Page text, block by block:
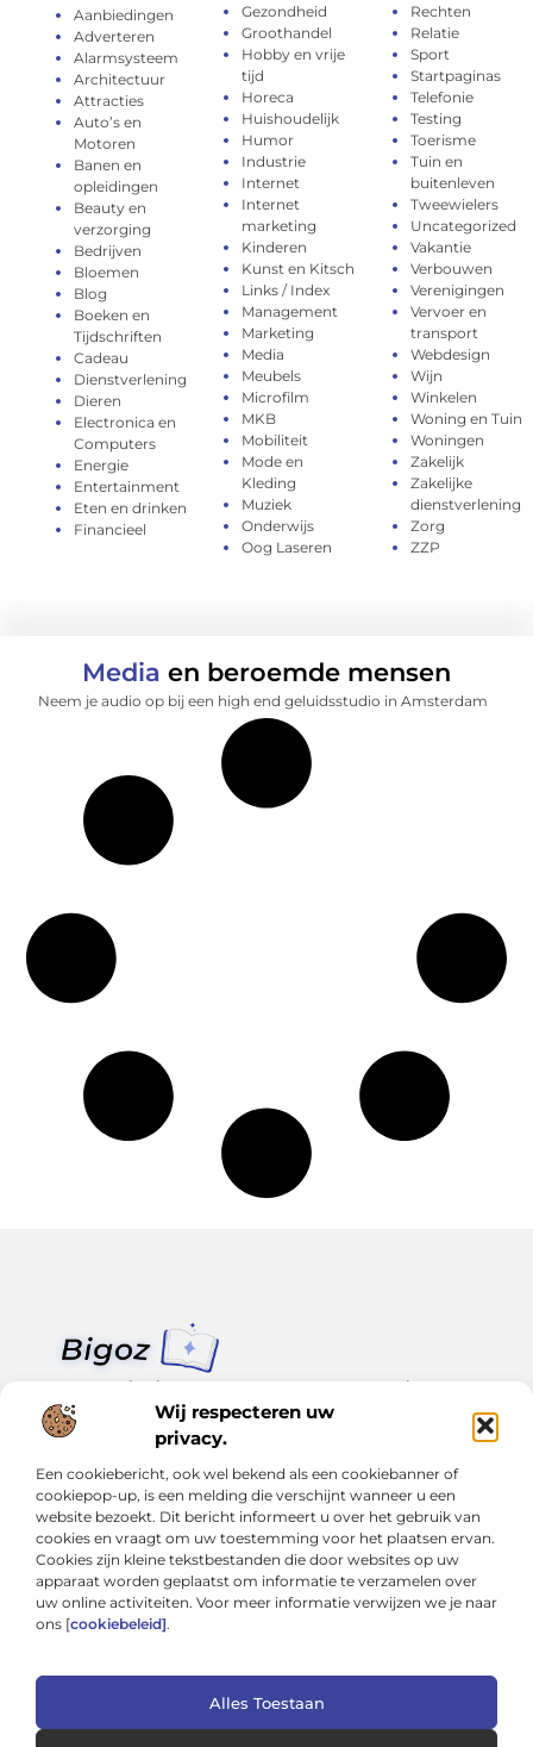
Wij respecteren uw
privacy.
Een cookiebericht, ook wel bekend als een cookiebanner of
cookiepop-up, is een melding die verschijnt wanneer u een
website bezoekt. Dit bericht informeert u over het gebruik van
cookies en vraagt om uw toestemming voor het plaatsen ervan.
Cookies zijn kleine tekstbestanden die door websites op uw
apparaat worden geplaatst om informatie te verzamelen over
uw online activiteiten. Voor meer informatie verwijzen we je naar
ons [cookiebeleid].
Alles Toestaan
Aanbiedingen
Adverteren
Alarmsysteem
Architectuur
Attracties
Auto’s en
Motoren
Banen en
opleidingen
Beauty en
verzorging
Bedrijven
Bloemen
Blog
Boeken en
Tijdschriften
Cadeau
Dienstverlening
Dieren
Electronica en
Computers
Energie
Entertainment
Eten en drinken
Financieel
Gezondheid
Groothandel
Hobby en vrije
tijd
Horeca
Huishoudelijk
Humor
Industrie
Internet
Internet
marketing
Kinderen
Kunst en Kitsch
Links / Index
Management
Marketing
Media
Meubels
Microfilm
MKB
Mobiliteit
Mode en
Kleding
Muziek
Onderwijs
Oog Laseren
Rechten
Relatie
Sport
Startpaginas
Telefonie
Testing
Toerisme
Tuin en
buitenleven
Tweewielers
Uncategorized
Vakantie
Verbouwen
Verenigingen
Vervoer en
transport
Webdesign
Wijn
Winkelen
Woning en Tuin
Woningen
Zakelijk
Zakelijke
dienstverlening
Zorg
ZZP
Media en beroemde mensen
Neem je audio op bij een high end geluidsstudio in Amsterdam
Van klein nieuws tot grote trends – alles op Bigoz.nl.
Lees inspirerende blogs en artikelen over het dagelijks leven,
Bericht categorie
Onze informatie
Cookiebeleid (EU)